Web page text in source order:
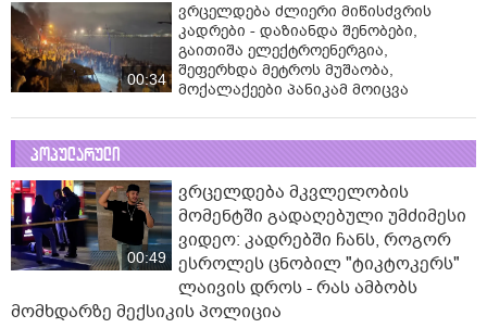
00:34
ვრცელდება ძლიერი მიწისძვრის
კადრები - დაზიანდა შენობები,
გაითიშა ელექტროენერგია,
შეფერხდა მეტროს მუშაობა,
მოქალაქეები პანიკამ მოიცვა
პოპულარული
00:49
ვრცელდება მკვლელობის
მომენტში გადაღებული უმძიმესი
ვიდეო: კადრებში ჩანს, როგორ
ესროლეს ცნობილ "ტიკტოკერს"
ლაივის დროს - რას ამბობს
მომხდარზე მექსიკის პოლიცია